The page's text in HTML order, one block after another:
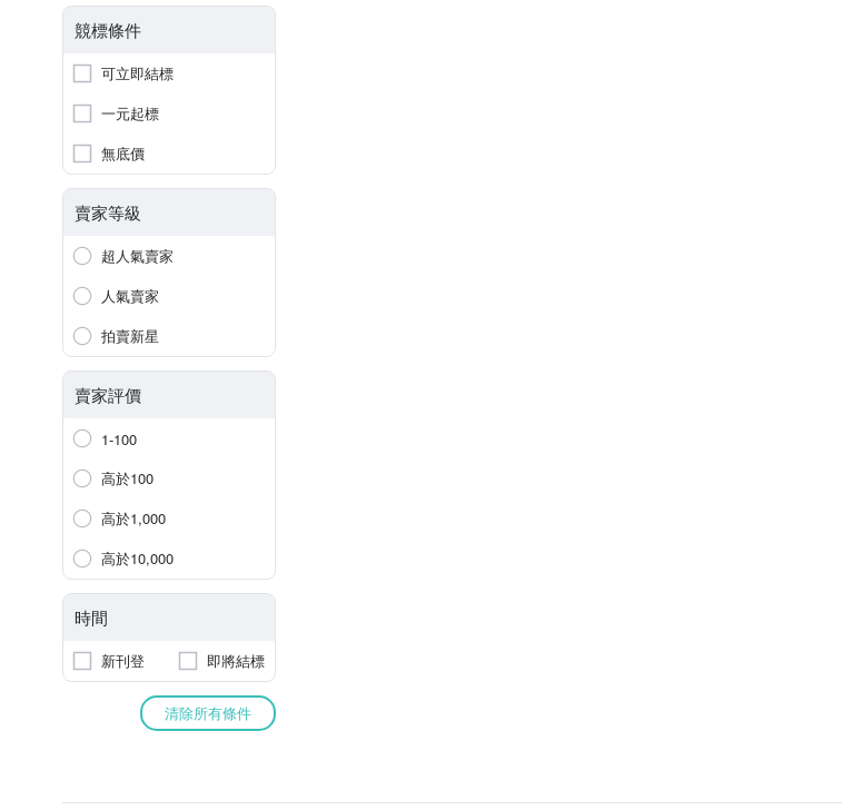
競標條件
可立即結標
一元起標
無底價
賣家等級
超人氣賣家
人氣賣家
拍賣新星
賣家評價
1-100
高於100
高於1,000
高於10,000
時間
新刊登 即將結標
清除所有條件